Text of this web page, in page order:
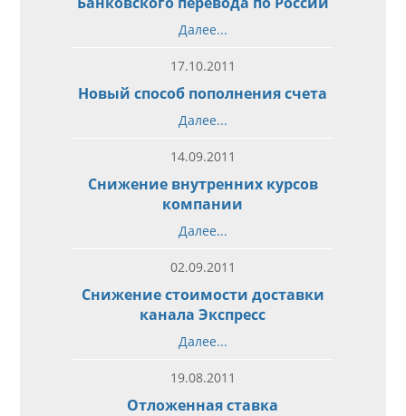
Далее...
17.10.2011
Новый способ пополнения счета
Далее...
14.09.2011
Снижение внутренних курсов
компании
Далее...
02.09.2011
Снижение стоимости доставки
канала Экспресс
Далее...
19.08.2011
Отложенная ставка